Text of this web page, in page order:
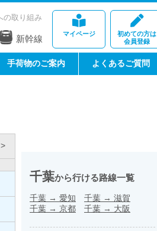
マイページ
初めての方は
会員登録
の取り組み
新幹線
手荷物のご案内 よくあるご質問
千葉から行ける路線一覧
千葉 → 愛知 千葉 → 滋賀
千葉 → 京都 千葉 → 大阪